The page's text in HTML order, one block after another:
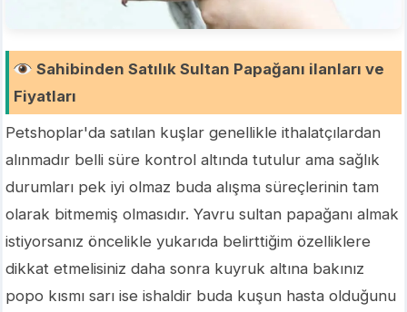
Sahibinden Satılık Sultan Papağanı ilanları ve
Fiyatları
Petshoplar'da satılan kuşlar genellikle ithalatçılardan
alınmadır belli süre kontrol altında tutulur ama sağlık
durumları pek iyi olmaz buda alışma süreçlerinin tam
olarak bitmemiş olmasıdır. Yavru sultan papağanı almak
istiyorsanız öncelikle yukarıda belirttiğim özelliklere
dikkat etmelisiniz daha sonra kuyruk altına bakınız
popo kısmı sarı ise ishaldir buda kuşun hasta olduğunu